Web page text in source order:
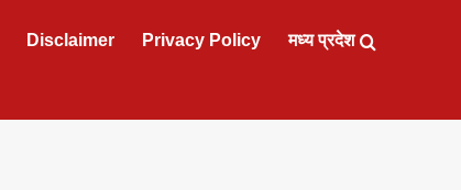
Disclaimer Privacy Policy मध्य प्रदेश